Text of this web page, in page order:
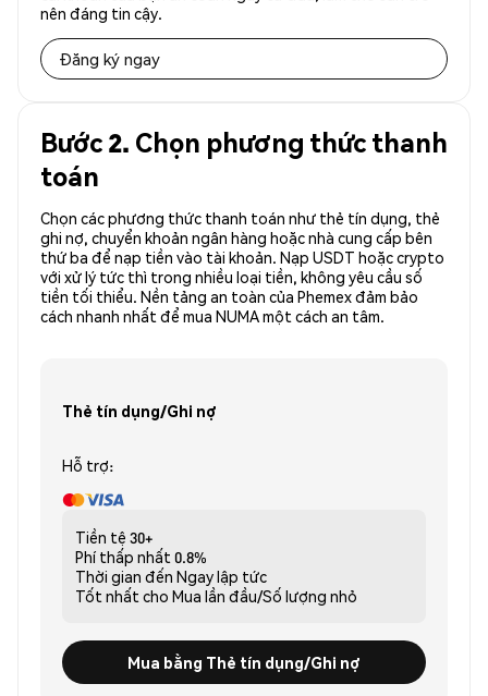
nên đáng tin cậy.
Đăng ký ngay
Bước 2. Chọn phương thức thanh
toán
Chọn các phương thức thanh toán như thẻ tín dụng, thẻ
ghi nợ, chuyển khoản ngân hàng hoặc nhà cung cấp bên
thứ ba để nạp tiền vào tài khoản. Nạp USDT hoặc crypto
với xử lý tức thì trong nhiều loại tiền, không yêu cầu số
tiền tối thiểu. Nền tảng an toàn của Phemex đảm bảo
cách nhanh nhất để mua NUMA một cách an tâm.
Thẻ tín dụng/Ghi nợ
Hỗ trợ:
Tiền tệ 30+
Phí thấp nhất 0.8%
Thời gian đến Ngay lập tức
Tốt nhất cho Mua lần đầu/Số lượng nhỏ
Mua bằng Thẻ tín dụng/Ghi nợ